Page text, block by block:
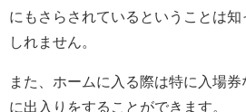
にもさらされているということは
しれません。
また、ホームに入る際は特に入場
に出入りをすることができます。